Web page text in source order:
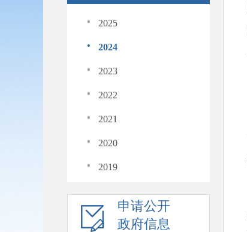
· 2025
· 2024
· 2023
· 2022
· 2021
· 2020
· 2019
申请公开
政府信息